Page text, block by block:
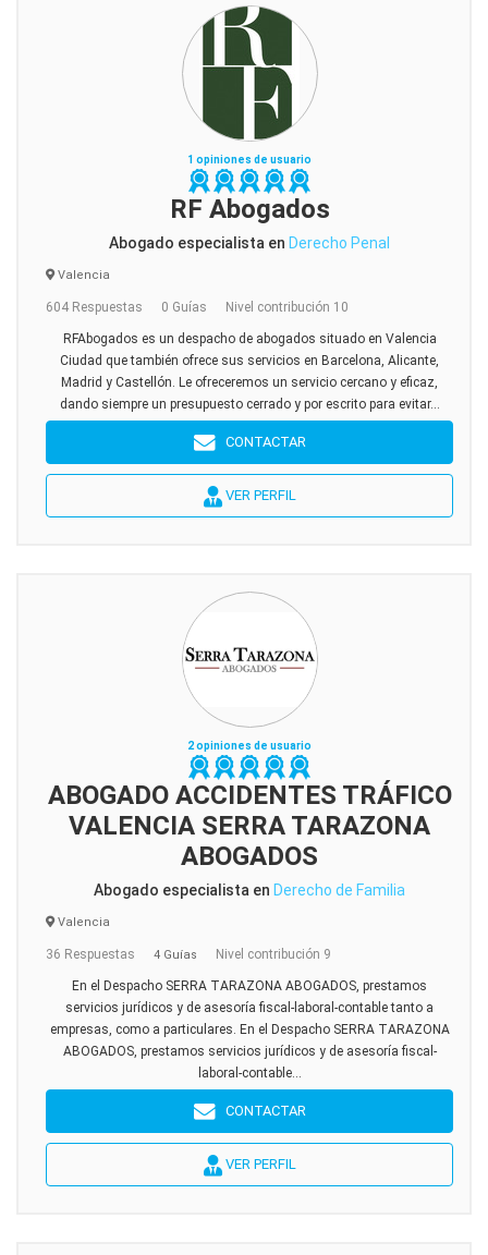
1 opiniones de usuario
RF Abogados
Abogado especialista en Derecho Penal
Valencia
604 Respuestas 0 Guías Nivel contribución 10
RFAbogados es un despacho de abogados situado en Valencia
Ciudad que también ofrece sus servicios en Barcelona, Alicante,
Madrid y Castellón. Le ofreceremos un servicio cercano y eficaz,
dando siempre un presupuesto cerrado y por escrito para evitar...
CONTACTAR
VER PERFIL
2 opiniones de usuario
ABOGADO ACCIDENTES TRÁFICO
VALENCIA SERRA TARAZONA
ABOGADOS
Abogado especialista en Derecho de Familia
Valencia
36 Respuestas 4 Guías Nivel contribución 9
En el Despacho SERRA TARAZONA ABOGADOS, prestamos
servicios jurídicos y de asesoría fiscal-laboral-contable tanto a
empresas, como a particulares. En el Despacho SERRA TARAZONA
ABOGADOS, prestamos servicios jurídicos y de asesoría fiscal-
laboral-contable...
CONTACTAR
VER PERFIL